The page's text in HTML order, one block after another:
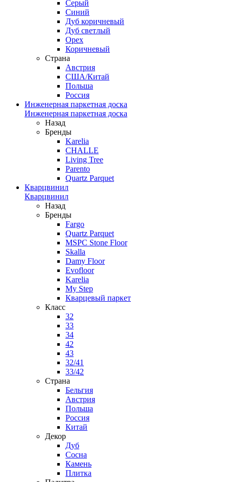
Серый
Синий
Дуб коричневый
Дуб светлый
Орех
Коричневый
Страна
Австрия
США/Китай
Польша
Россия
Инженерная паркетная доска
Инженерная паркетная доска
Назад
Бренды
Karelia
CHALLE
Living Tree
Parento
Quartz Parquet
Кварцвинил
Кварцвинил
Назад
Бренды
Fargo
Quartz Parquet
MSPC Stone Floor
Skalla
Damy Floor
Evofloor
Karelia
My Step
Кварцевый паркет
Класс
32
33
34
42
43
32/41
33/42
Страна
Бельгия
Австрия
Польша
Россия
Китай
Декор
Дуб
Сосна
Камень
Плитка